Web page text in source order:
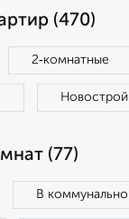
(470)
2‑комнатные
(77)
В